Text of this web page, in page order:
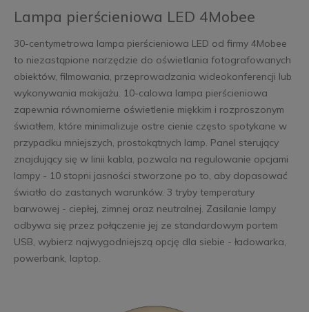
Lampa pierścieniowa LED 4Mobee
30-centymetrowa lampa pierścieniowa LED od firmy 4Mobee
to niezastąpione narzędzie do oświetlania fotografowanych
obiektów, filmowania, przeprowadzania wideokonferencji lub
wykonywania makijażu. 10-calowa lampa pierścieniowa
zapewnia równomierne oświetlenie miękkim i rozproszonym
światłem, które minimalizuje ostre cienie często spotykane w
przypadku mniejszych, prostokątnych lamp. Panel sterujący
znajdujący się w linii kabla, pozwala na regulowanie opcjami
lampy - 10 stopni jasności stworzone po to, aby dopasować
światło do zastanych warunków. 3 tryby temperatury
barwowej - ciepłej, zimnej oraz neutralnej. Zasilanie lampy
odbywa się przez połączenie jej ze standardowym portem
USB, wybierz najwygodniejszą opcję dla siebie - ładowarka,
powerbank, laptop.